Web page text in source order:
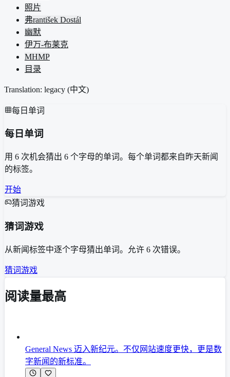
照片
弗rantišek Dostál
幽默
伊万-布莱克
MHMP
目录
Translation: legacy (中文)
每日单词
每日单词
用 6 次机会猜出 6 个字母的单词。每个单词都来自昨天新闻
的标签。
开始
猜词游戏
猜词游戏
从新闻标签中逐个字母猜出单词。允许 6 次错误。
猜词游戏
阅读量最高
General News 迈入新纪元。不仅网站速度更快，更是数
字新闻的新标准。